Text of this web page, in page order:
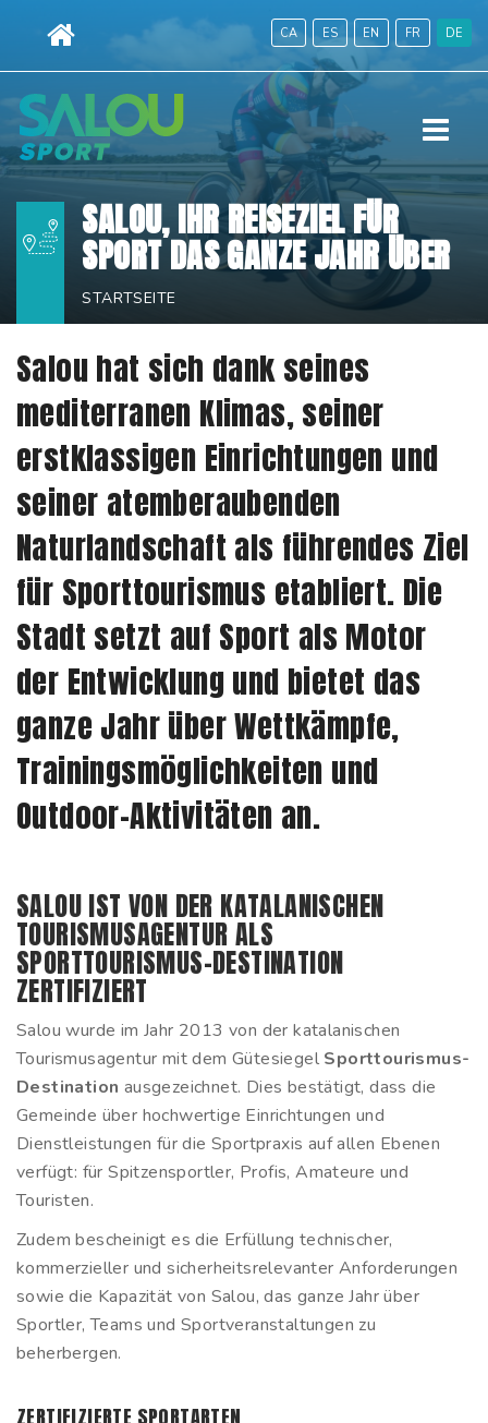
CA ES EN FR DE
SALOU, IHR REISEZIEL FÜR
SPORT DAS GANZE JAHR ÜBER
STARTSEITE
Salou hat sich dank seines
mediterranen Klimas, seiner
erstklassigen Einrichtungen und
seiner atemberaubenden
Naturlandschaft als führendes Ziel
für Sporttourismus etabliert. Die
Stadt setzt auf Sport als Motor
der Entwicklung und bietet das
ganze Jahr über Wettkämpfe,
Trainingsmöglichkeiten und
Outdoor-Aktivitäten an.
SALOU IST VON DER KATALANISCHEN
TOURISMUSAGENTUR ALS
SPORTTOURISMUS-DESTINATION
ZERTIFIZIERT
Salou wurde im Jahr 2013 von der katalanischen
Tourismusagentur mit dem Gütesiegel Sporttourismus-
Destination ausgezeichnet. Dies bestätigt, dass die
Gemeinde über hochwertige Einrichtungen und
Dienstleistungen für die Sportpraxis auf allen Ebenen
verfügt: für Spitzensportler, Profis, Amateure und
Touristen.
Zudem bescheinigt es die Erfüllung technischer,
kommerzieller und sicherheitsrelevanter Anforderungen
sowie die Kapazität von Salou, das ganze Jahr über
Sportler, Teams und Sportveranstaltungen zu
beherbergen.
ZERTIFIZIERTE SPORTARTEN